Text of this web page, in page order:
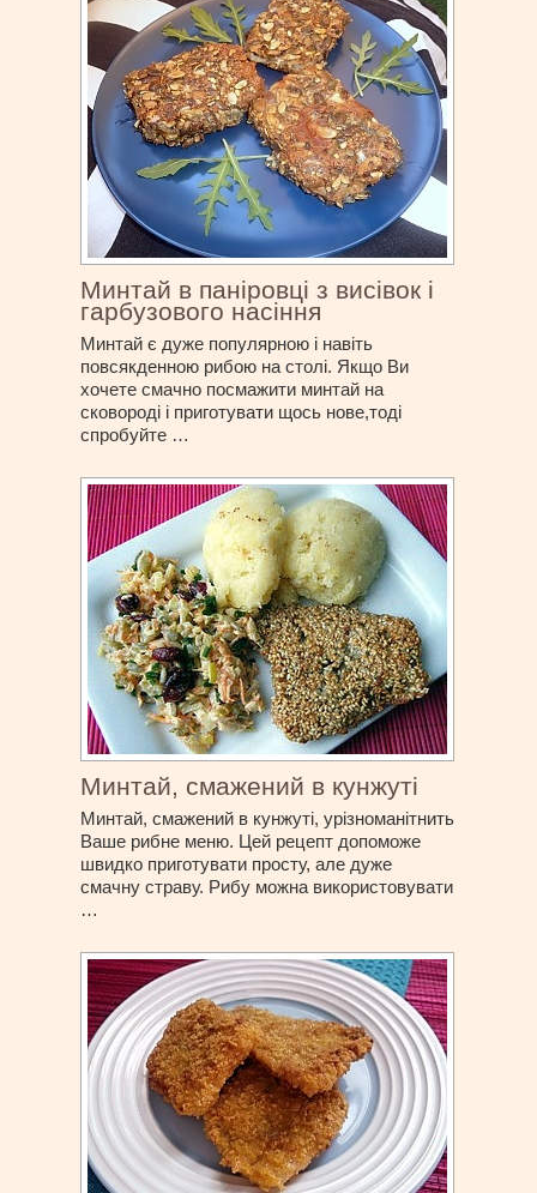
Минтай в паніровці з висівок і
гарбузового насіння
Минтай є дуже популярною і навіть
повсякденною рибою на столі. Якщо Ви
хочете смачно посмажити минтай на
сковороді і приготувати щось нове,тоді
спробуйте …
Минтай, смажений в кунжуті
Минтай, смажений в кунжуті, урізноманітнить
Ваше рибне меню. Цей рецепт допоможе
швидко приготувати просту, але дуже
смачну страву. Рибу можна використовувати
…